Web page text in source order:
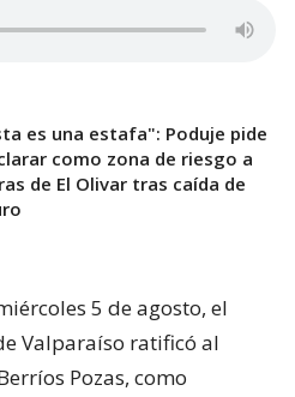
es una estafa": Poduje pide
como zona de riesgo a
de El Olivar tras caída de
5 de agosto, el
Valparaíso ratificó al
Pozas, como